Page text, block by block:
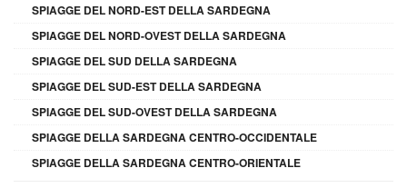
SPIAGGE DEL NORD-EST DELLA SARDEGNA
SPIAGGE DEL NORD-OVEST DELLA SARDEGNA
SPIAGGE DEL SUD DELLA SARDEGNA
SPIAGGE DEL SUD-EST DELLA SARDEGNA
SPIAGGE DEL SUD-OVEST DELLA SARDEGNA
SPIAGGE DELLA SARDEGNA CENTRO-OCCIDENTALE
SPIAGGE DELLA SARDEGNA CENTRO-ORIENTALE